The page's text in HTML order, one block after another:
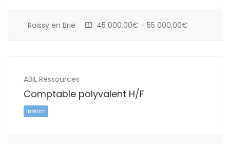
Roissy en Brie 45 000,00€ - 55 000,00€
ABIL Ressources
Comptable polyvalent H/F